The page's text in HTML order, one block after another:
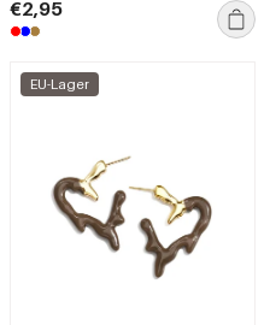
€2,95
EU-Lager